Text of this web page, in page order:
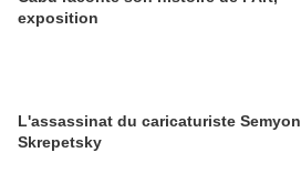
exposition
L'assassinat du caricaturiste Semyon
Skrepetsky